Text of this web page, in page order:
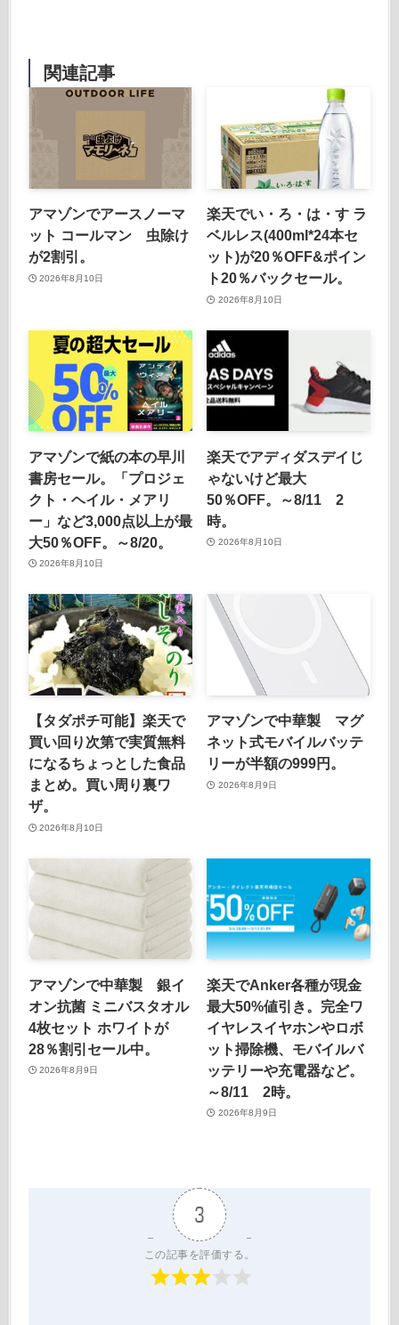
関連記事
アマゾンでアースノーマ
ット コールマン 虫除け
が2割引。
2026年8月10日
楽天でい・ろ・は・す ラ
ベルレス(400ml*24本セ
ット)が20％OFF&ポイン
ト20％バックセール。
2026年8月10日
アマゾンで紙の本の早川
書房セール。「プロジェ
クト・ヘイル・メアリ
ー」など3,000点以上が最
大50％OFF。～8/20。
2026年8月10日
楽天でアディダスデイじ
ゃないけど最大
50％OFF。～8/11 2
時。
2026年8月10日
【タダポチ可能】楽天で
買い回り次第で実質無料
になるちょっとした食品
まとめ。買い周り裏ワ
ザ。
2026年8月10日
アマゾンで中華製 マグ
ネット式モバイルバッテ
リーが半額の999円。
2026年8月9日
アマゾンで中華製 銀イ
オン抗菌 ミニバスタオル
4枚セット ホワイトが
28％割引セール中。
2026年8月9日
楽天でAnker各種が現金
最大50%値引き。完全ワ
イヤレスイヤホンやロボ
ット掃除機、モバイルバ
ッテリーや充電器など。
～8/11 2時。
2026年8月9日
3
この記事を評価する。